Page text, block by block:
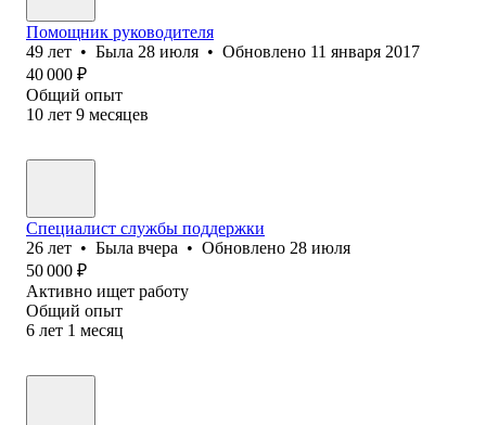
Помощник руководителя
49 лет • Была 28 июля • Обновлено 11 января 2017
40 000 ₽
Общий опыт
10 лет 9 месяцев
Специалист службы поддержки
26 лет • Была вчера • Обновлено 28 июля
50 000 ₽
Активно ищет работу
Общий опыт
6 лет 1 месяц